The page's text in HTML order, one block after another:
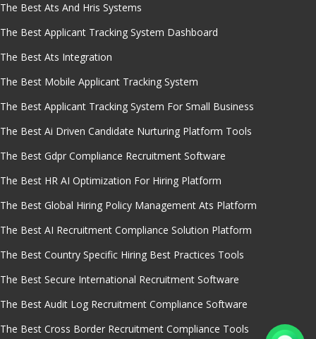
The Best Ats And Hris Systems
The Best Applicant Tracking System Dashboard
The Best Ats Integration
The Best Mobile Applicant Tracking System
The Best Applicant Tracking System For Small Business
The Best Ai Driven Candidate Nurturing Platform Tools
The Best Gdpr Compliance Recruitment Software
The Best HR AI Optimization For Hiring Platform
The Best Global Hiring Policy Management Ats Platform
The Best AI Recruitment Compliance Solution Platform
The Best Country Specific Hiring Best Practices Tools
The Best Secure International Recruitment Software
The Best Audit Log Recruitment Compliance Software
The Best Cross Border Recruitment Compliance Tools